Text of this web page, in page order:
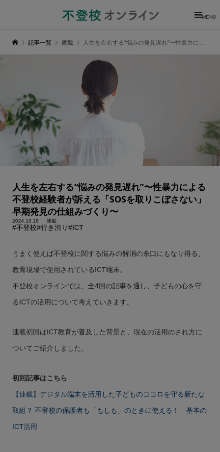
MENU
記事一覧 連載 人生を左右する“悩みの発見遅れ”〜性暴力による不登校経験者が訴える「SOSを取りこぼさない」早期発見の仕組みづくり〜
人生を左右する“悩みの発見遅れ”〜性暴力による
不登校経験者が訴える「SOSを取りこぼさない」
早期発見の仕組みづくり〜
2024.10.18 連載
#不登校#行き渋り#ICT
うまく使えば不登校に関する悩みの解消の糸口にもなり得る、
教育現場で使用されているICT端末。
不登校オンラインでは、全4回の記事を通し、子どもの心を守
るICTの活用について考えていきます。
連載初回はICT教育が普及した背景と、現在の活用のされ方に
ついてご紹介しました。
初回記事はこちら
【連載】デジタル端末を活用した子どものココロを守る新たな
取組？ 不登校の保護者も「もしも」のときに使える！ 基本の
ICT活用